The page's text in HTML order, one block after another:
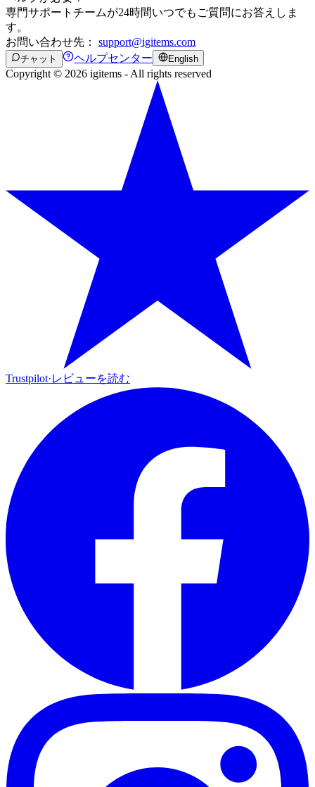
専門サポートチームが24時間いつでもご質問にお答えしま
す。
お問い合わせ先： support@igitems.com
チャット ヘルプセンター English
Copyright © 2026 igitems - All rights reserved
Trustpilot· レビューを読む